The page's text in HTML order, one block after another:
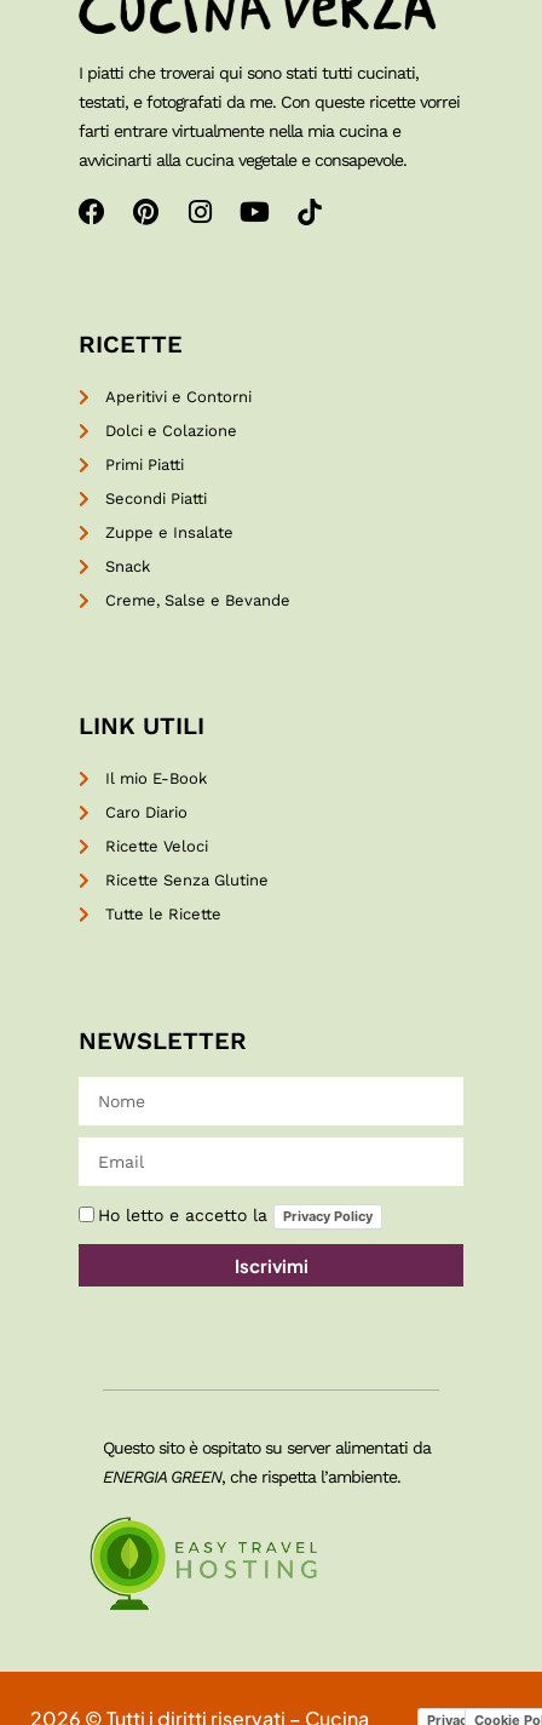
I piatti che troverai qui sono stati tutti cucinati,
testati, e fotografati da me. Con queste ricette vorrei
farti entrare virtualmente nella mia cucina e
avvicinarti alla cucina vegetale e consapevole.
RICETTE
Aperitivi e Contorni
Dolci e Colazione
Primi Piatti
Secondi Piatti
Zuppe e Insalate
Snack
Creme, Salse e Bevande
LINK UTILI
Il mio E-Book
Caro Diario
Ricette Veloci
Ricette Senza Glutine
Tutte le Ricette
NEWSLETTER
Ho letto e accetto la Privacy Policy
Iscrivimi
Questo sito è ospitato su server alimentati da
ENERGIA GREEN, che rispetta l’ambiente.
2026 © Tutti i diritti riservati – Cucina Privacy Policy
Cookie